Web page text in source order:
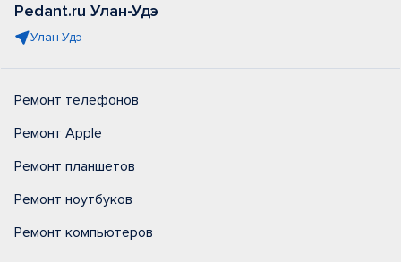
Pedant.ru Улан-Удэ
Улан-Удэ
Ремонт телефонов
Ремонт Apple
Ремонт планшетов
Ремонт ноутбуков
Ремонт компьютеров